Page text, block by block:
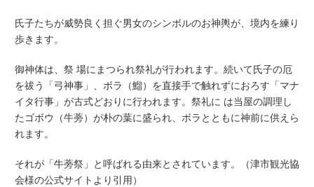
氏子たちが威勢良く担ぐ男女のシンボルのお神輿が、境内を練り
歩きます。
御神体は、祭 場にまつられ祭礼が行われます。続いて氏子の厄
を祓う「弓神事」、ボラ（鰡）を直接手で触れずにおろす「マナ
イタ行事」が古式どおりに行われます。祭礼に は当屋の調理し
たゴボウ（牛蒡）が朴の葉に盛られ、ボラとともに神前に供えら
れます。
それが「牛蒡祭」と呼ばれる由来とされています。（津市観光協
会様の公式サイトより引用）